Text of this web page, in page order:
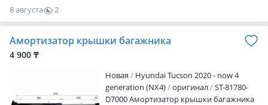
8 августа
2
0
Амортизатор крышки багажника
4 900 ₸
Новая
Hyundai Tucson 2020 - now 4
generation (NX4)
оригинал
ST-81780-
D7000 Амортизатор крышки багажника